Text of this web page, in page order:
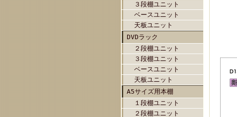
３段棚ユニット
ベースユニット
天板ユニット
DVDラック
２段棚ユニット
３段棚ユニット
ベースユニット
天板ユニット
A5サイズ用本棚
１段棚ユニット
２段棚ユニット